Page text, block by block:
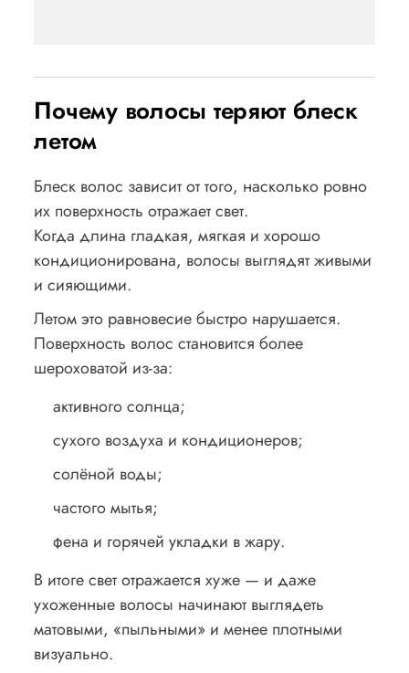
Почему волосы теряют блеск
летом
Блеск волос зависит от того, насколько ровно
их поверхность отражает свет.
Когда длина гладкая, мягкая и хорошо
кондиционирована, волосы выглядят живыми
и сияющими.
Летом это равновесие быстро нарушается.
Поверхность волос становится более
шероховатой из-за:
активного солнца;
сухого воздуха и кондиционеров;
солёной воды;
частого мытья;
фена и горячей укладки в жару.
В итоге свет отражается хуже — и даже
ухоженные волосы начинают выглядеть
матовыми, «пыльными» и менее плотными
визуально.